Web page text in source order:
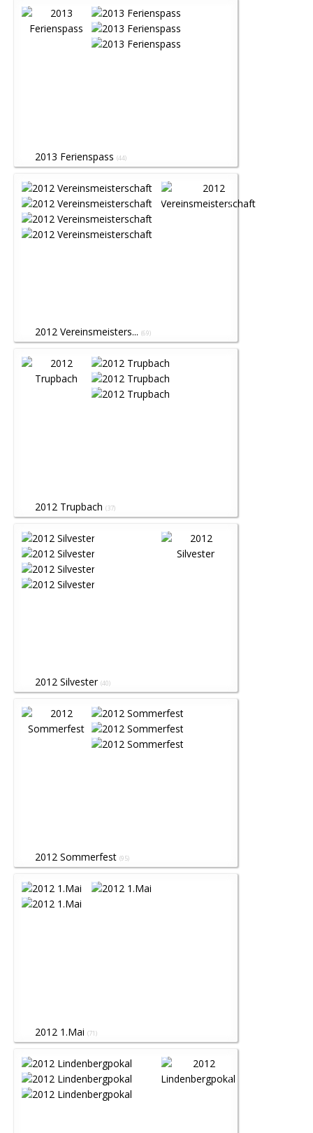
2013 Ferienspass (44)
2012 Vereinsmeisters... (69)
2012 Trupbach (37)
2012 Silvester (40)
2012 Sommerfest (95)
2012 1.Mai (71)